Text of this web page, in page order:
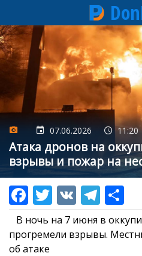
Перейти
к
основному
содержанию
07.06.2026 11:20
Атака дронов на
взрывы и пожар на
В ночь на 7 июня в
прогремели взрывы.
об атаке